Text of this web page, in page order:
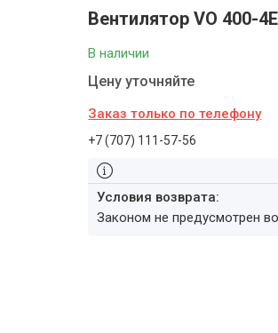
Вентилятор VO 400-
В наличии
Цену уточняйте
Заказ только по телефону
+7 (707) 111-57-56
Законом не предусмотрен